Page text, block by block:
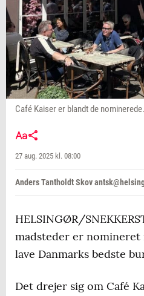
Café Kaiser er blandt de
27 aug. 2025 kl. 08:00
Anders Tantholdt Skov
HELSINGØR/
madsteder er
lave Danmarks bedste
Det drejer sig om Café